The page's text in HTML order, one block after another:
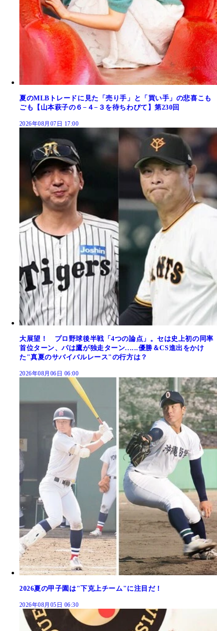
夏のMLBトレードに見た「売り手」と「買い手」の悲喜こも
ごも【山本萩子の６−４−３を待ちわびて】第230回
2026年08月07日 17:00
大展望！ プロ野球後半戦「4つの論点」。セは史上初の同率
首位ターン、パは鷹が独走ターン......優勝＆CS進出をかけ
た"真夏のサバイバルレース"の行方は？
2026年08月06日 06:00
2026夏の甲子園は"下克上チーム"に注目だ！
2026年08月05日 06:30